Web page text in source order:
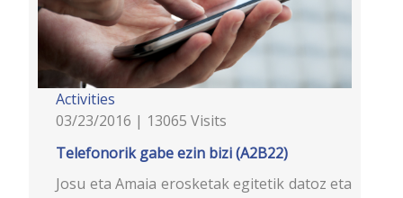
Activities
03/23/2016 | 13065 Visits
Telefonorik gabe ezin bizi (A2B22)
Josu eta Amaia erosketak egitetik datoz eta